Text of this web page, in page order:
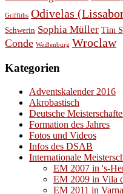
Griffiths Odivelas
Schwerin Sophia Müller Tim
Conde Weißenburg Wroclaw
Kategorien
Adventskalender 2016
Akrobastisch
Deutsche
Formation des Jahres
Fotos und Videos
Infos des DSAB
Internationale
EM 2007 in 's-
EM 2009 in Vila
EM 2011 in Varna